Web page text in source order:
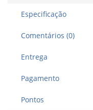
Especificação
Comentários (0)
Entrega
Pagamento
Pontos